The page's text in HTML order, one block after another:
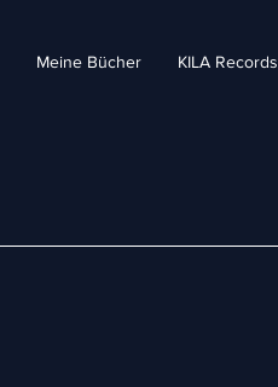
Meine Bücher KILA Records